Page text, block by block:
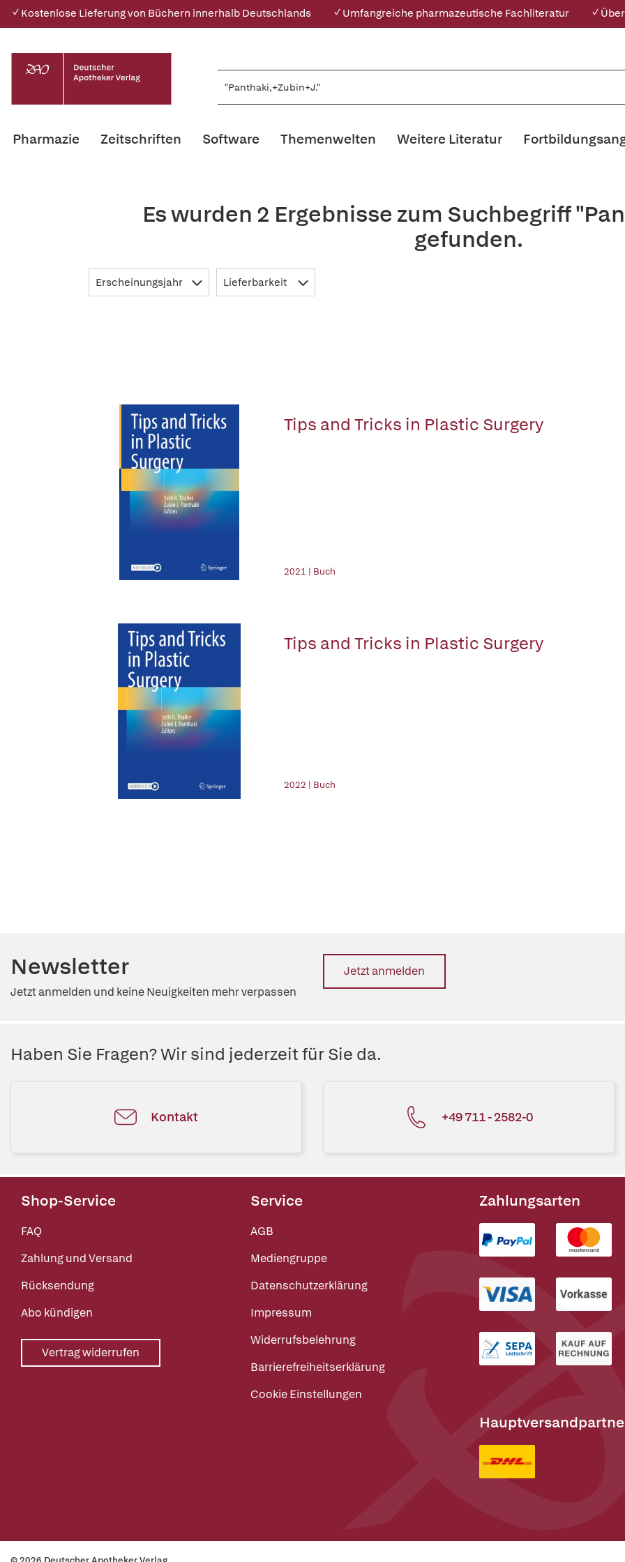
✓ Kostenlose Lieferung von Büchern innerhalb Deutschlands ✓ Umfangreiche pharmazeutische Fachliteratur ✓
Pharmazie Zeitschriften Software Themenwelten Weitere Literatur
Es wurden 2 Ergebnisse zum Suchbegriff
gefunden.
Erscheinungsjahr Lieferbarkeit
Tips and Tricks in Plastic Surgery
2021 | Buch
Tips and Tricks in Plastic Surgery
2022 | Buch
Newsletter
Jetzt anmelden und keine Neuigkeiten mehr verpassen
Jetzt anmelden
Haben Sie Fragen? Wir sind jederzeit für Sie da.
Kontakt +49 711 - 2582-0
Shop-Service
FAQ
Zahlung und Versand
Rücksendung
Abo kündigen
Vertrag widerrufen
Service
AGB
Mediengruppe
Datenschutzerklärung
Impressum
Widerrufsbelehrung
Barrierefreiheitserklärung
Cookie Einstellungen
Zahlungsarten